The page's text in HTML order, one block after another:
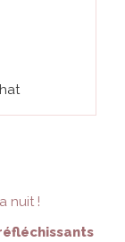
nuit !